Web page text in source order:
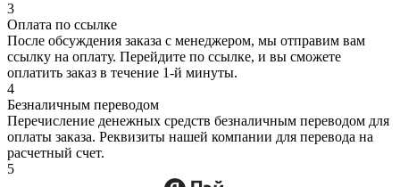
3
Оплата по ссылке
После обсуждения заказа с менеджером, мы отправим вам
ссылку на оплату. Перейдите по ссылке, и вы сможете
оплатить заказ в течение 1-й минуты.
4
Безналичным переводом
Перечисление денежных средств безналичным переводом для
оплаты заказа. Реквизиты нашей компании для перевода на
расчетный счет.
5